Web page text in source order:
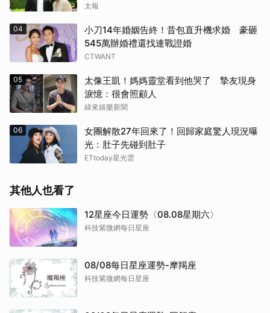
太報
04
小刀14年婚姻告終！昔包直升機求婚 豪砸
545萬辦婚禮還找連戰證婚
CTWANT
05
太像王凱！媽媽靈堂看到他哭了 摯友現身
淚憶：很會照顧人
緯來娛樂新聞
06
女團解散27年回來了！回歸家庭驚人現況曝
光：肚子先碰到肚子
ETtoday星光雲
其他人也看了
12星座今日運勢〈08.08星期六〉
科技紫微網每日星座
08/08每日星座運勢-摩羯座
科技紫微網每日星座